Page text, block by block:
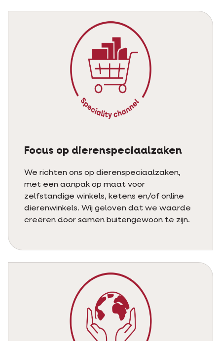
Focus op dierenspeciaalzaken
We richten ons op dierenspeciaalzaken,
met een aanpak op maat voor
zelfstandige winkels, ketens en/of online
dierenwinkels. Wij geloven dat we waarde
creëren door samen buitengewoon te zijn.